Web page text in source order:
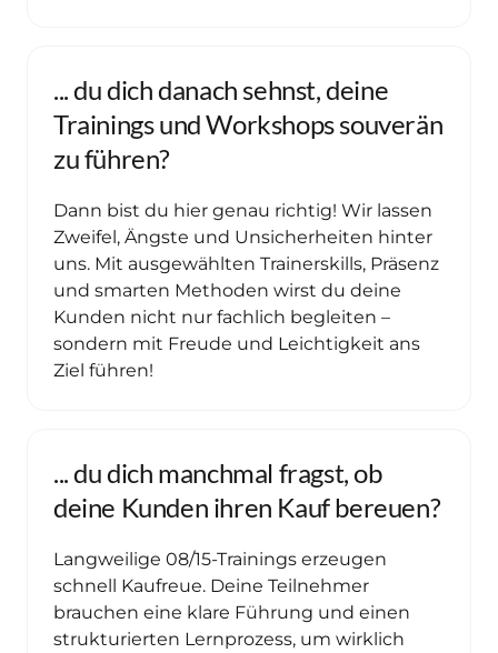
... du dich danach sehnst, deine
Trainings und Workshops souverän
zu führen?
Dann bist du hier genau richtig! Wir lassen
Zweifel, Ängste und Unsicherheiten hinter
uns. Mit ausgewählten Trainerskills, Präsenz
und smarten Methoden wirst du deine
Kunden nicht nur fachlich begleiten –
sondern mit Freude und Leichtigkeit ans
Ziel führen!
... du dich manchmal fragst, ob
deine Kunden ihren Kauf bereuen?
Langweilige 08/15-Trainings erzeugen
schnell Kaufreue. Deine Teilnehmer
brauchen eine klare Führung und einen
strukturierten Lernprozess, um wirklich